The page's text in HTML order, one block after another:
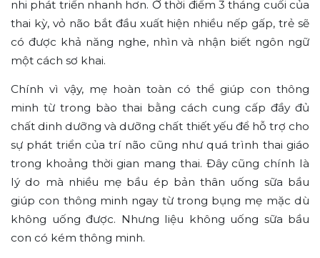
nhi phát triển nhanh hơn. Ở thời điểm 3 tháng cuối của
thai kỳ, vỏ não bắt đầu xuất hiện nhiều nếp gấp, trẻ sẽ
có được khả năng nghe, nhìn và nhận biết ngôn ngữ
một cách sơ khai.
Chính vì vậy, mẹ hoàn toàn có thể giúp con thông
minh từ trong bào thai bằng cách cung cấp đầy đủ
chất dinh dưỡng và dưỡng chất thiết yếu để hỗ trợ cho
sự phát triển của trí não cũng như quá trình thai giáo
trong khoảng thời gian mang thai. Đây cũng chính là
lý do mà nhiều mẹ bầu ép bản thân uống sữa bầu
giúp con thông minh ngay từ trong bụng mẹ mặc dù
không uống được. Nhưng liệu không uống sữa bầu
con có kém thông minh.